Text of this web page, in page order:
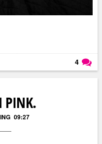
4
PINK.
09:27